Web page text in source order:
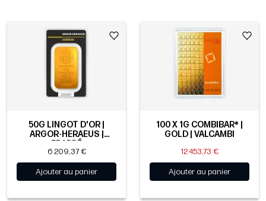
50G LINGOT D'OR |
ARGOR-HERAEUS |
FRAPPÉ
6 209,37 €
Ajouter au panier
100 X 1G COMBIBAR® |
GOLD | VALCAMBI
12 453,73 €
Ajouter au panier